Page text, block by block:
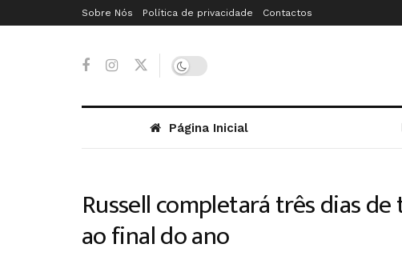
Sobre Nós Política de privacidade Contactos
Página Inicial
Russell completará três dias
ao final do ano